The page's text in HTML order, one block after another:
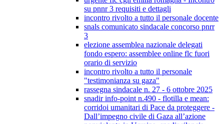
su pnnr 3 requisiti e dettagli
incontro rivolto a tutto il personale docente
snals comunicato sindacale concorso pnrr
3
elezione assemblea nazionale delegati
fondo espero: assemblee online flc fuori
orario di servizio
incontro rivolto a tutto il personale
"testimonianza su gaza"
rassegna sindacale n. 27 - 6 ottobre 2025
snadir info-point n.490 - flotilla e mean:
corridoi umanitari di Pace da proteggere -
Dall’impegno civile di Gaza all’azione